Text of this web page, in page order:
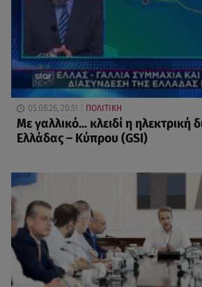
05.08.26, 20:51 ΠΟΛΙΤΙΚΗ
Με γαλλικό... κλειδί η ηλεκτρική
Ελλάδας – Κύπρου (GSI)